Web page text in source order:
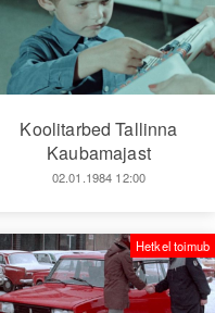
Koolitarbed Tallinna
Kaubamajast
02.01.1984 12:00
Hetkel toimub